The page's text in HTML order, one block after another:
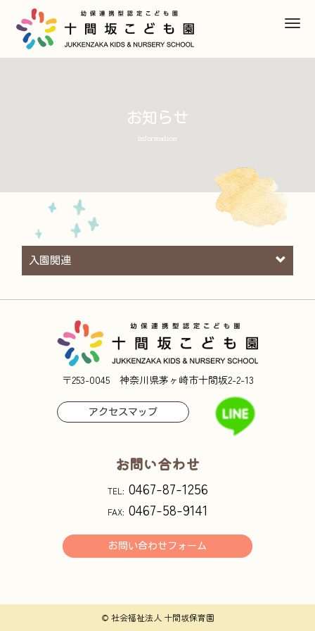
M
n
お知らせ
information
入園関連
〒253-0045 神奈川県茅ヶ崎市十間坂2-2-13
アクセスマップ
お問い合わせ
TEL: 0467-87-1256
FAX: 0467-58-9141
お問い合わせフォーム
© 社会福祉法人 十間坂保育園